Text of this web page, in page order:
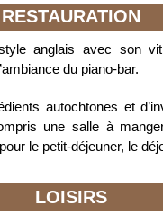
RESTAURATION
anglais avec son
du piano-bar.
autochtones et
une salle à
le petit-déjeuner, le
LOISIRS